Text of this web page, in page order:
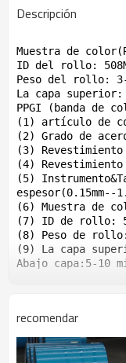
Descripción
Muestra de
ID del rollo:
Peso del rollo: 3-
La capa superior:
PPGI (banda de
(1) artículo de
(2) Grado de
(3)
(4)
(5)
espesor(0.15mm--
(6) Muestra de
(7) ID de rollo:
(8) Peso de
(9) La capa
recomendar